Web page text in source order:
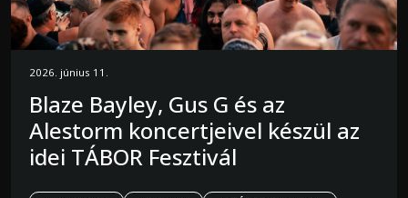
2026. június 11.
Blaze Bayley, Gus G és az
Alestorm koncertjeivel készül az
idei TÁBOR Fesztivál